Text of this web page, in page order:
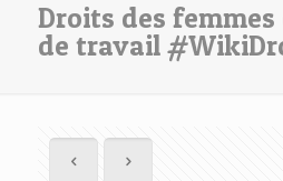
Droits des
de travail